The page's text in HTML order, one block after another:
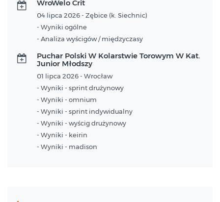
WroWelo Crit
04 lipca 2026 - Zębice (k. Siechnic)
- Wyniki ogólne
- Analiza wyścigów / międzyczasy
Puchar Polski W Kolarstwie Torowym W Kat.
Junior Młodszy
01 lipca 2026 - Wrocław
- Wyniki - sprint drużynowy
- Wyniki - omnium
- Wyniki - sprint indywidualny
- Wyniki - wyścig drużynowy
- Wyniki - keirin
- Wyniki - madison